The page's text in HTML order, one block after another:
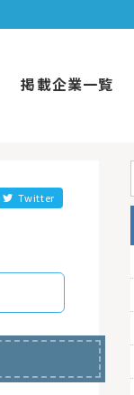
掲載企業一覧
Twitter